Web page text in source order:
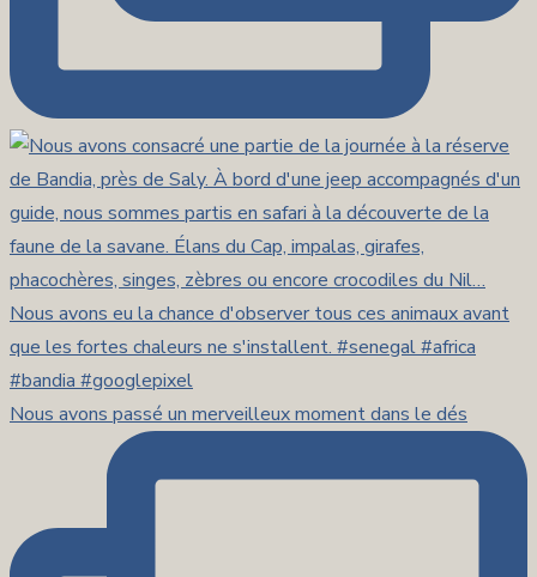
Nous avons passé un merveilleux moment dans le dés